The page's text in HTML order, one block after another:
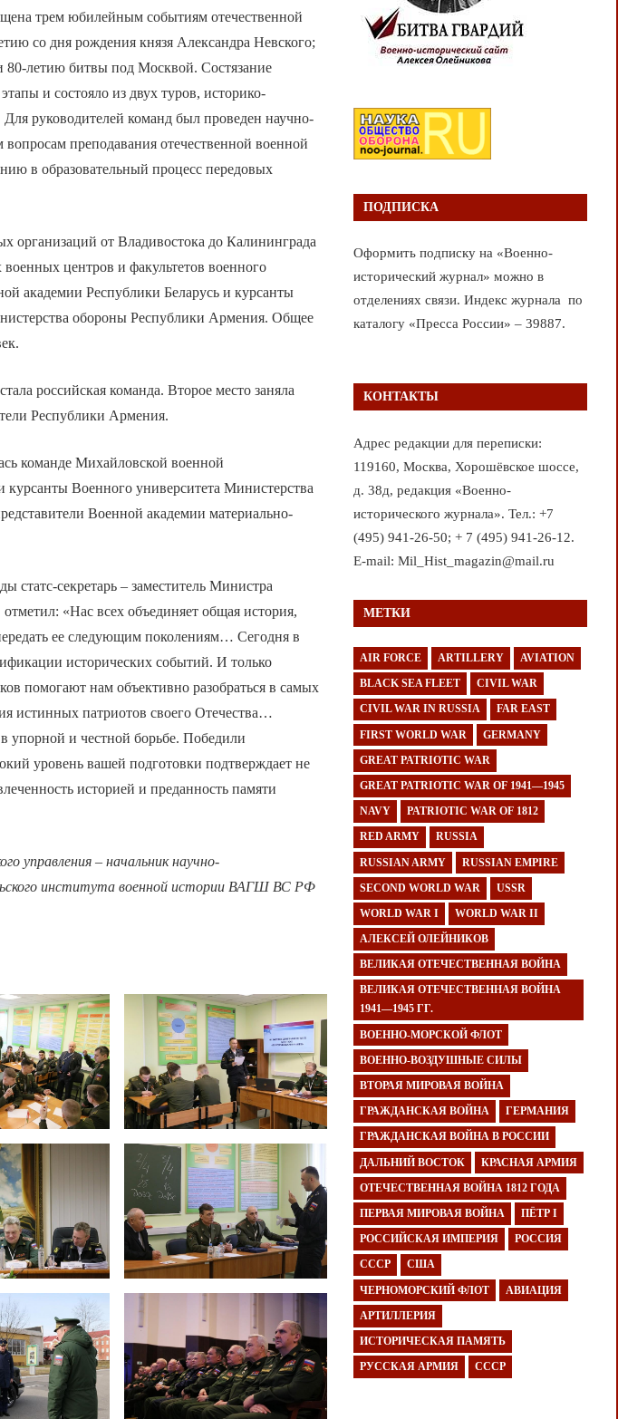
трем юбилейным событиям отечественной
со дня рождения князя Александра Невского;
летию битвы под Москвой. Состязание
и состояло из двух туров, историко-
руководителей команд был проведен научно-
преподавания отечественной военной
в образовательный процесс передовых
организаций от Владивостока до Калининграда
центров и факультетов военного
академии Республики Беларусь и курсанты
обороны Республики Армения. Общее
российская команда. Второе место заняла
Республики Армения.
команде Михайловской военной
курсанты Военного университета Министерства
Военной академии материально-
секретарь – заместитель Министра
«Нас всех объединяет общая история,
ее следующим поколениям… Сегодня в
исторических событий. И только
помогают нам объективно разобраться в самых
истинных патриотов своего Отечества…
и честной борьбе. Победили
уровень вашей подготовки подтверждает не
историей и преданность памяти
управления – начальник научно-
института военной истории ВАГШ ВС РФ
ПОДПИСКА
Оформить подписку на «Военно-
исторический журнал» можно в
отделениях связи. Индекс журнала по
каталогу «Пресса России» – 39887.
КОНТАКТЫ
Адрес редакции для переписки:
119160, Москва, Хорошёвское шоссе,
д. 38д, редакция «Военно-
исторического журнала». Тел.: +7
(495) 941-26-50; + 7 (495) 941-26-12.
E-mail: Mil_Hist_magazin@mail.ru
МЕТКИ
AIR FORCE ARTILLERY AVIATION
BLACK SEA FLEET CIVIL WAR
CIVIL WAR IN RUSSIA FAR EAST
FIRST WORLD WAR GERMANY
GREAT PATRIOTIC WAR
GREAT PATRIOTIC WAR OF 1941—1945
NAVY PATRIOTIC WAR OF 1812
RED ARMY RUSSIA
RUSSIAN ARMY RUSSIAN EMPIRE
SECOND WORLD WAR USSR
WORLD WAR I WORLD WAR II
АЛЕКСЕЙ ОЛЕЙНИКОВ
ВЕЛИКАЯ ОТЕЧЕСТВЕННАЯ ВОЙНА
ВЕЛИКАЯ ОТЕЧЕСТВЕННАЯ ВОЙНА
1941—1945 ГГ.
ВОЕННО-МОРСКОЙ ФЛОТ
ВОЕННО-ВОЗДУШНЫЕ СИЛЫ
ВТОРАЯ МИРОВАЯ ВОЙНА
ГРАЖДАНСКАЯ ВОЙНА ГЕРМАНИЯ
ГРАЖДАНСКАЯ ВОЙНА В РОССИИ
ДАЛЬНИЙ ВОСТОК КРАСНАЯ АРМИЯ
ОТЕЧЕСТВЕННАЯ ВОЙНА 1812 ГОДА
ПЕРВАЯ МИРОВАЯ ВОЙНА ПЁТР I
РОССИЙСКАЯ ИМПЕРИЯ РОССИЯ
СССР США
ЧЕРНОМОРСКИЙ ФЛОТ АВИАЦИЯ
АРТИЛЛЕРИЯ
ИСТОРИЧЕСКАЯ ПАМЯТЬ
РУССКАЯ АРМИЯ СССР